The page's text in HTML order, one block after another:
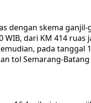
dengan skema
WIB, dari KM 414
pada tanggal
tol Semarang-